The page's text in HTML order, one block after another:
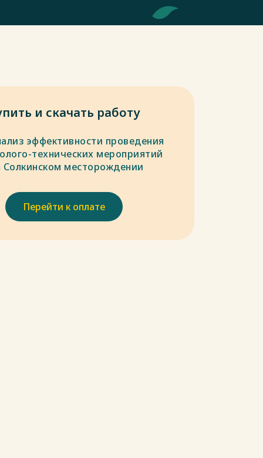
и скачать работу
эффективности проведения
технических мероприятий
Солкинском месторождении
Перейти к оплате